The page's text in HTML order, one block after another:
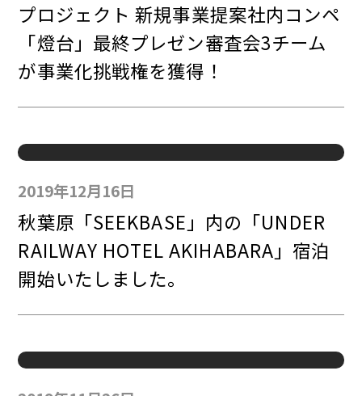
プロジェクト 新規事業提案社内コンペ
「燈台」最終プレゼン審査会3チーム
が事業化挑戦権を獲得！
2019年12月16日
秋葉原「SEEKBASE」内の「UNDER
RAILWAY HOTEL AKIHABARA」宿泊
開始いたしました。